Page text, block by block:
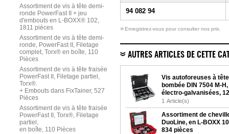
Assortiment de vis à tête demi-
ronde PowerFast II + jeu
d'embouts en L-BOXX® 102,
1811 pièces
Assortiment de vis à tête demi-
ronde, PowerFast II, Filetage
complet, Torx® en boîte, 110
Pièces
Assortiment de vis à tête fraisée
PowerFast II, Filetage partiel,
Torx®.
+ Embouts dans FixTainer, 527
Pièces
Assortiment de vis à tête fraisée
PowerFast II, Torx®, Filetage
partiel,
en boîte, 110 Pièces
94 082 94
» Enregistrez-vous pour consulter nos prix.
AUTRES ARTICLES DE CETTE
Vis autoforeuses à tête
bombée DIN 7504 M-H,
électro-galvanisées,
Pièces, en L-BOXX®.
1 Article(s)
Assortiment de
DuoLine, en L-BOXX
834 pièces